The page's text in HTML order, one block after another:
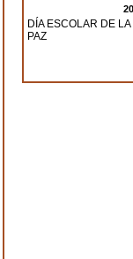
DÍA ESCOLAR DE
PAZ